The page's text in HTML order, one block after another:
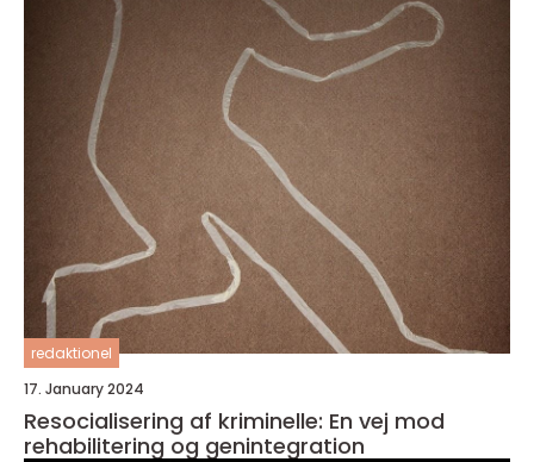
redaktionel
17. January 2024
Resocialisering af kriminelle: En vej mod
rehabilitering og genintegration